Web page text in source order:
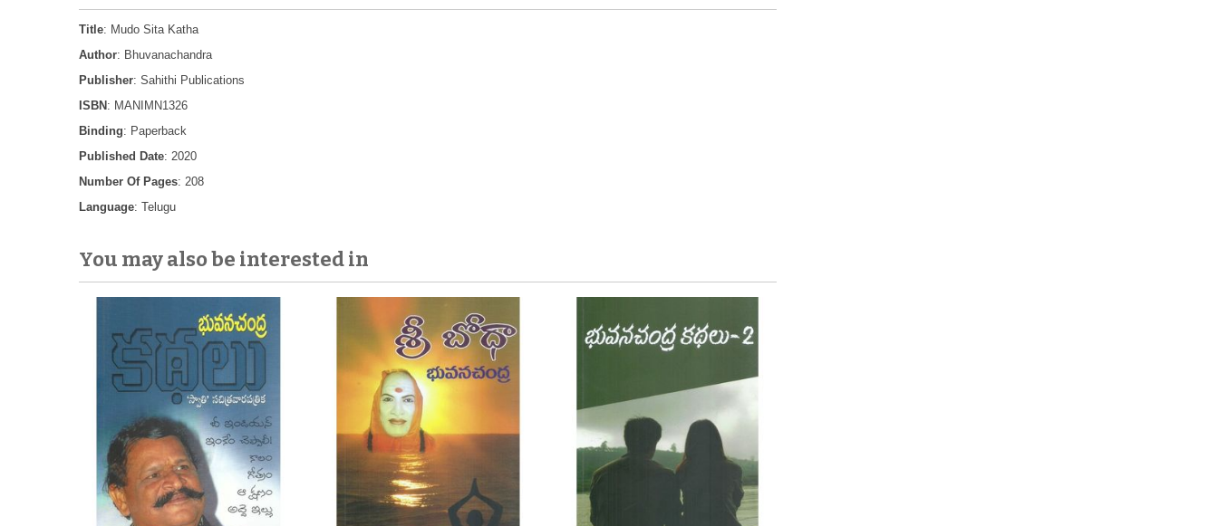
Title: Mudo Sita Katha
Author: Bhuvanachandra
Publisher: Sahithi Publications
ISBN : MANIMN1326
Binding: Paperback
Published Date: 2020
Number Of Pages: 208
Language: Telugu
You may also be interested in